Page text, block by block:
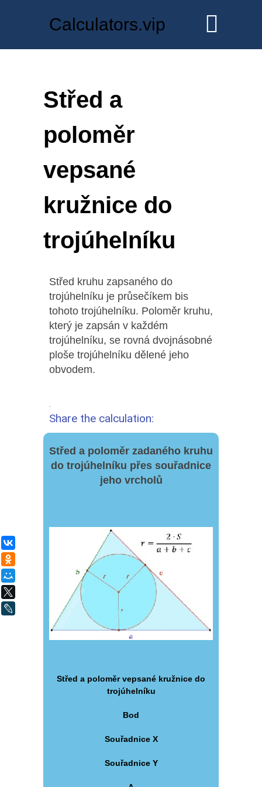
Calculators.vip
Střed a
poloměr
vepsané
kružnice do
trojúhelníku
Střed kruhu zapsaného do
trojúhelníku je průsečíkem bis
tohoto trojúhelníku. Poloměr kruhu,
který je zapsán v každém
trojúhelníku, se rovná dvojnásobné
ploše trojúhelníku dělené jeho
obvodem.
Share the calculation:
Střed a poloměr zadaného kruhu
do trojúhelníku přes souřadnice
jeho vrcholů
Střed a poloměr vepsané kružnice do
trojúhelníku
Bod
Souřadnice X
Souřadnice Y